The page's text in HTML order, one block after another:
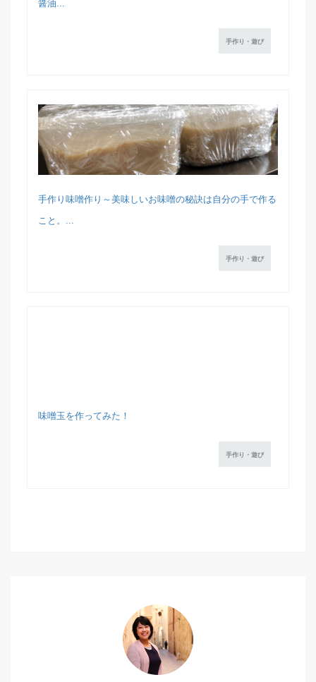
醤油...
手作り・遊び
手作り味噌作り～美味しいお味噌の秘訣は自分の手で作る
こと。...
手作り・遊び
味噌玉を作ってみた！
手作り・遊び